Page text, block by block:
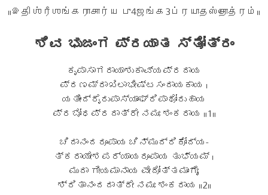
॥இதி ஶ்ரீஶங்கராசார்ய பு4ஜங்க3ப்ரயாதஸ்தோத்ரம்॥
ಶಿವ ಭುಜಂಗ ಪ್ರಯಾತ ಸ್ತೋತ್ರಂ
ಕೃಪಾಸಾಗರಾಯಾಶುಕಾವ್ಯಪ್ರದಾಯ
ಪ್ರಣಮ್ರಾಖಿಲಾಭೀಷ್ಟಸಂದಾಯಕಾಯ ।
ಯತೀಂದ್ರೈರುಪಾಸ್ಯಾಂಘ್ರಿಪಾಥೋರುಹಾಯ
ಪ್ರಬೋಧಪ್ರದಾತ್ರೇ ನಮಃ ಶಂಕರಾಯ ॥1॥
ಚಿದಾನಂದರೂಪಾಯ ಚಿನ್ಮುದ್ರಿಕೋದ್ಯ-
ತ್ಕರಾಯೇಶಪರ್ಯಾಯರೂಪಾಯ ತುಭ್ಯಮ್ ।
ಮುದಾ ಗೀಯಮಾನಾಯ ವೇದೋತ್ತಮಾಂಗೈಃ
ಶ್ರಿತಾನಂದದಾತ್ರೇ ನಮಃ ಶಂಕರಾಯ ॥2॥